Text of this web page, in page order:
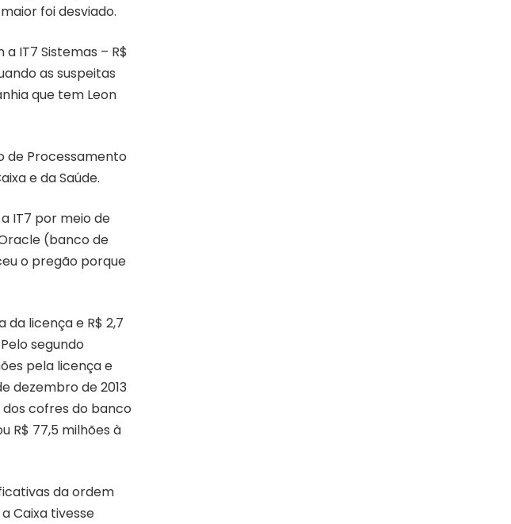
foi desviado.
IT7 Sistemas – R$
as suspeitas
que tem Leon
de Processamento
e da Saúde.
IT7 por meio de
(banco de
o pregão porque
da licença e R$ 2,7
segundo
pela licença e
dezembro de 2013
dos cofres do banco
R$ 77,5 milhões à
da ordem
Caixa tivesse